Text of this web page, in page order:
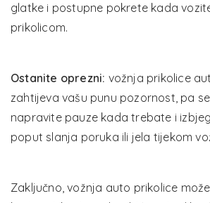
glatke i postupne pokrete kada
prikolicom.
Ostanite oprezni: vožnja prikolice
zahtijeva vašu punu pozornost, pa
napravite pauze kada trebate i
poput slanja poruka ili jela tijekom
Zaključno, vožnja auto prikolice